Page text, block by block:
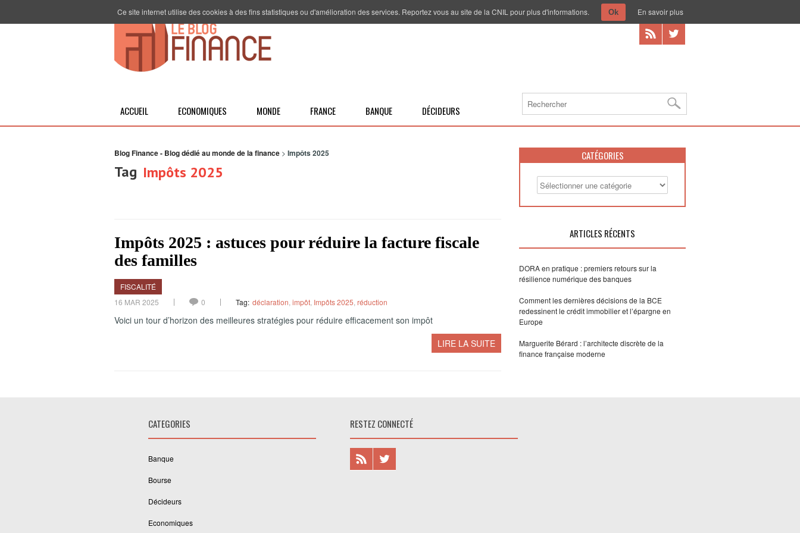
ACCUEIL ECONOMIQUES MONDE FRANCE BANQUE DÉCIDEURS
Blog Finance - Blog dédié au monde de la finance > Impôts 2025
Tag Impôts 2025
Impôts 2025 : astuces pour réduire la facture fiscale
des familles
FISCALITÉ
16 MAR 2025
0 Tag: déclaration impôt Impôts 2025 réduction
Voici un tour d’horizon des meilleures stratégies pour réduire efficacement son impôt
LIRE LA SUITE
CATÉGORIES
ARTICLES RÉCENTS
DORA en pratique : premiers retours sur la
résilience numérique des banques
Comment les dernières décisions de la BCE
redessinent le crédit immobilier et l’épargne en
Europe
Marguerite Bérard : l’architecte discrète de la
finance française moderne
CATEGORIES
Banque
Bourse
Décideurs
Economiques
RESTEZ CONNECTÉ
Ce site internet utilise des cookies à des fins statistiques ou d'amélioration des services. Reportez vous au site de la CNIL pour plus d'informations. Ok En savoir plus